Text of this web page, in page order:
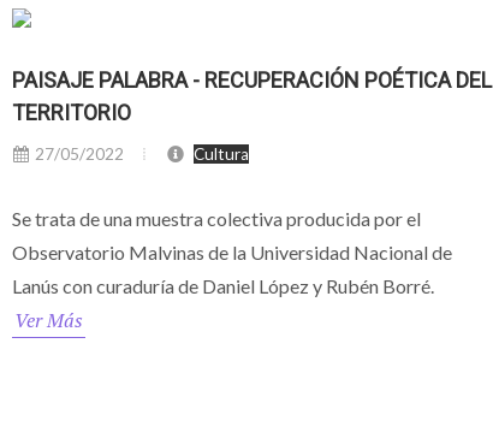
PAISAJE PALABRA - RECUPERACIÓN POÉTICA DEL
TERRITORIO
27/05/2022 Cultura
Se trata de una muestra colectiva producida por el
Observatorio Malvinas de la Universidad Nacional de
Lanús con curaduría de Daniel López y Rubén Borré.
Ver Más